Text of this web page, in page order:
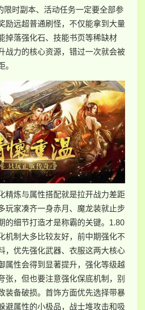
限时副本、活动任务一定要全部参
励远超普通刷怪，不仅能拿到大量
掉落强化石、技能书页等稀缺材
战力的核心资源，错过一次就会被
。
精炼与属性搭配就是拉开战力差距
玩家凑齐一身赤月、魔龙装就止步
的细节打造才是称霸的关键。1.80
机制大多比较友好，前中期强化不
，优先强化武器、衣服这两大核心
属性会得到显著提升，强化等级越
张，但也要注意强化保底机制，别
装备破损。首饰方面优先选择带暴
避属性的小极品，战士堆攻击和吸